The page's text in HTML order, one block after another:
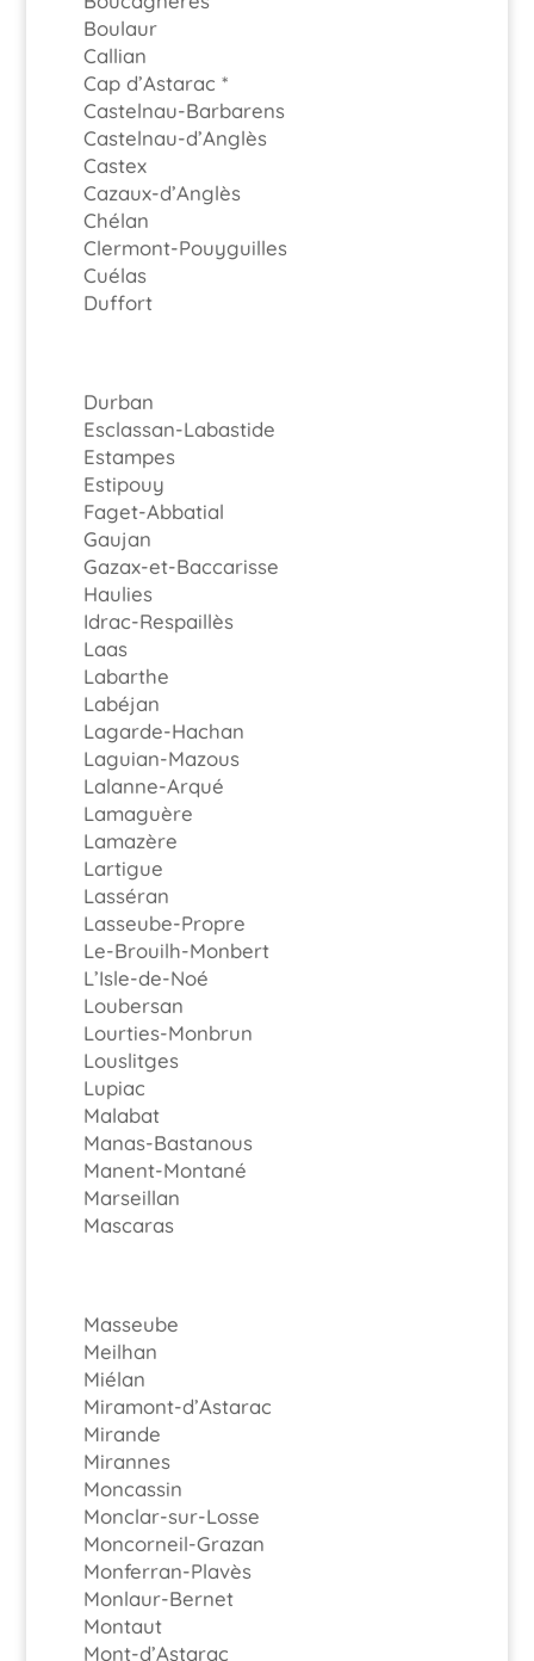
Boulaur
Callian
Cap d’Astarac *
Castelnau-Barbarens
Castelnau-d’Anglès
Castex
Cazaux-d’Anglès
Chélan
Clermont-Pouyguilles
Cuélas
Duffort
Durban
Esclassan-Labastide
Estampes
Estipouy
Faget-Abbatial
Gaujan
Gazax-et-Baccarisse
Haulies
Idrac-Respaillès
Laas
Labarthe
Labéjan
Lagarde-Hachan
Laguian-Mazous
Lalanne-Arqué
Lamaguère
Lamazère
Lartigue
Lasséran
Lasseube-Propre
Le-Brouilh-Monbert
L’Isle-de-Noé
Loubersan
Lourties-Monbrun
Louslitges
Lupiac
Malabat
Manas-Bastanous
Manent-Montané
Marseillan
Mascaras
Masseube
Meilhan
Miélan
Miramont-d’Astarac
Mirande
Mirannes
Moncassin
Monclar-sur-Losse
Moncorneil-Grazan
Monferran-Plavès
Monlaur-Bernet
Montaut
Mont-d’Astarac